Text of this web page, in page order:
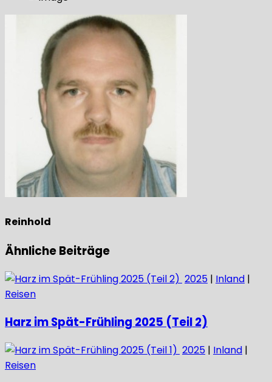
Reinhold
Ähnliche Beiträge
2025 | Inland |
Reisen
Harz im Spät-Frühling 2025 (Teil 2)
2025 | Inland |
Reisen